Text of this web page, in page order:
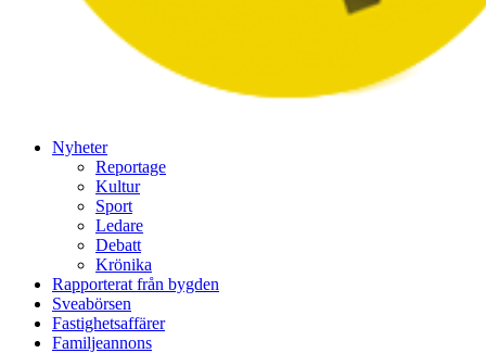
Nyheter
Reportage
Kultur
Sport
Ledare
Debatt
Krönika
Rapporterat från bygden
Sveabörsen
Fastighetsaffärer
Familjeannons